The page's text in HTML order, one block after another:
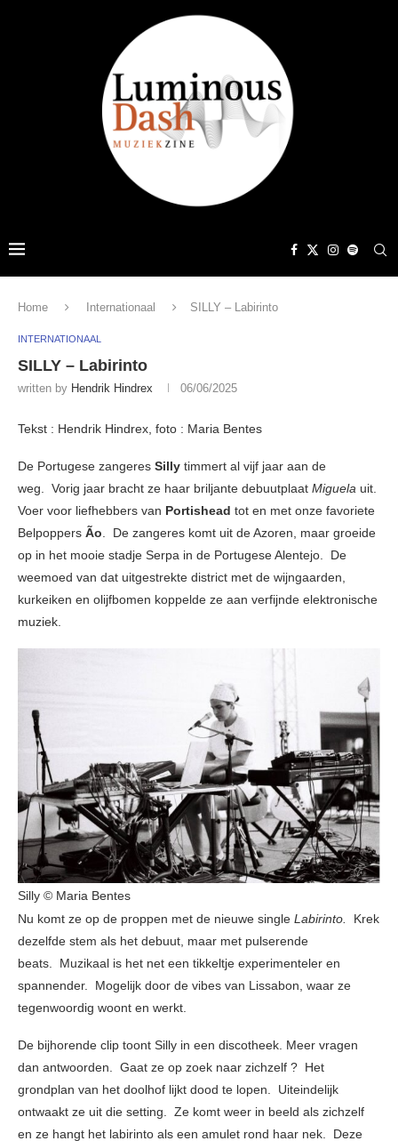
Home Internationaal SILLY – Labirinto
INTERNATIONAAL
SILLY – Labirinto
written by Hendrik Hindrex 06/06/2025
Tekst : Hendrik Hindrex, foto : Maria Bentes
De Portugese zangeres Silly timmert al vijf jaar aan de
weg. Vorig jaar bracht ze haar briljante debuutplaat Miguela uit.
Voer voor liefhebbers van Portishead tot en met onze favoriete
Belpoppers Ão. De zangeres komt uit de Azoren, maar groeide
op in het mooie stadje Serpa in de Portugese Alentejo. De
weemoed van dat uitgestrekte district met de wijngaarden,
kurkeiken en olijfbomen koppelde ze aan verfijnde elektronische
muziek.
Silly © Maria Bentes
Nu komt ze op de proppen met de nieuwe single Labirinto. Krek
dezelfde stem als het debuut, maar met pulserende
beats. Muzikaal is het net een tikkeltje experimenteler en
spannender. Mogelijk door de vibes van Lissabon, waar ze
tegenwoordig woont en werkt.
De bijhorende clip toont Silly in een discotheek. Meer vragen
dan antwoorden. Gaat ze op zoek naar zichzelf ? Het
grondplan van het doolhof lijkt dood te lopen. Uiteindelijk
ontwaakt ze uit die setting. Ze komt weer in beeld als zichzelf
en ze hangt het labirinto als een amulet rond haar nek. Deze